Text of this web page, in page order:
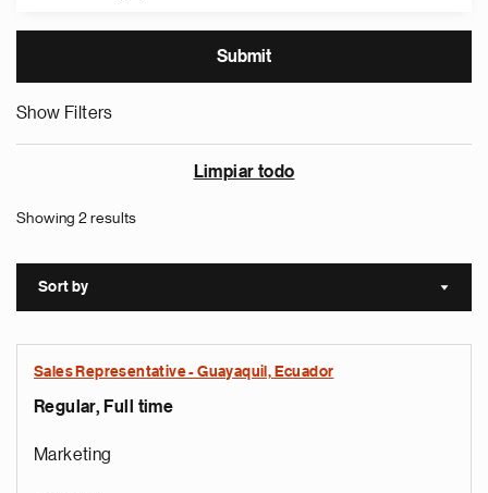
Show Filters
Limpiar todo
Showing 2 results
Sort by Sort
Sales Representative - Guayaquil, Ecuador
Regular, Full time
Marketing